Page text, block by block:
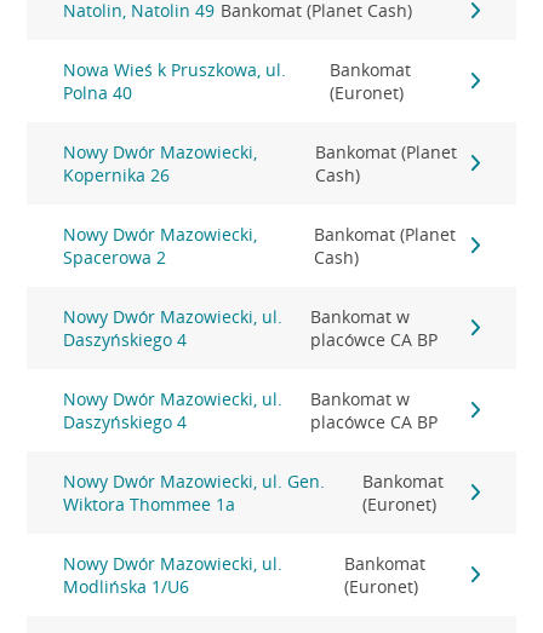
Natolin, Natolin 49 Bankomat (Planet Cash)
Nowa Wieś k Pruszkowa, ul.
Polna 40
Bankomat
(Euronet)
Nowy Dwór Mazowiecki,
Kopernika 26
Bankomat (Planet
Cash)
Nowy Dwór Mazowiecki,
Spacerowa 2
Bankomat (Planet
Cash)
Nowy Dwór Mazowiecki, ul.
Daszyńskiego 4
Bankomat w
placówce CA BP
Nowy Dwór Mazowiecki, ul.
Daszyńskiego 4
Bankomat w
placówce CA BP
Nowy Dwór Mazowiecki, ul. Gen.
Wiktora Thommee 1a
Bankomat
(Euronet)
Nowy Dwór Mazowiecki, ul.
Modlińska 1/U6
Bankomat
(Euronet)